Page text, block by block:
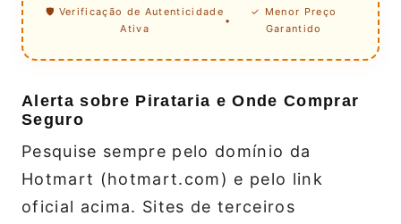
🛡️ Verificação de Autenticidade
Ativa
•
✓ Menor Preço
Garantido
Alerta sobre Pirataria e Onde Comprar
Seguro
Pesquise sempre pelo domínio da
Hotmart (hotmart.com) e pelo link
oficial acima. Sites de terceiros